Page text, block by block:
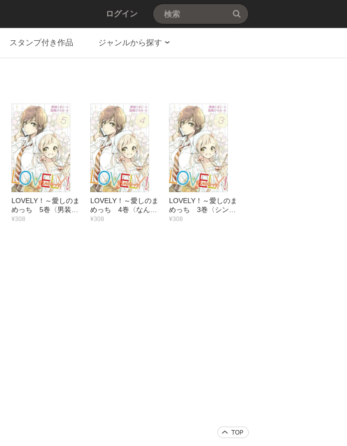
ログイン
スタンプ付き作品 ジャンルから探す
LOVELY！～愛しのま
めっち 5巻〈男装の
麗人登場！！〉
¥308
LOVELY！～愛しのま
めっち 4巻〈なんて
ったってアイドル！〉
¥308
LOVELY！～愛しのま
めっち 3巻〈シンデ
レラとピーターパン〉
¥308